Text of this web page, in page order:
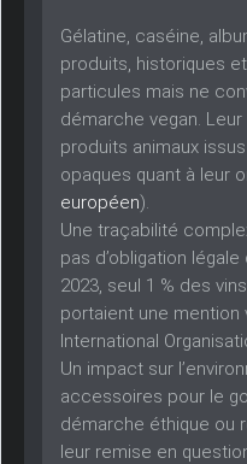
Gélatine, caséine,
produits, historiques
particules mais ne
démarche vegan.
produits animaux
opaques quant à leur
européen).
Une traçabilité
pas d’obligation
2023, seul 1 % des
portaient une mention
International
Un impact sur
accessoires pour le
démarche éthique ou
leur remise en